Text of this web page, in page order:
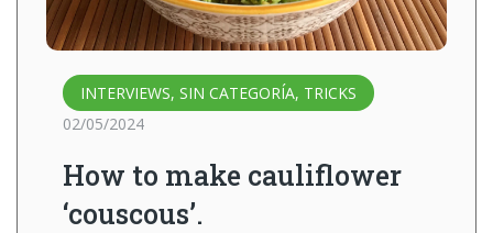
INTERVIEWS, SIN CATEGORÍA, TRICKS
02/05/2024
How to make cauliflower
‘couscous’.